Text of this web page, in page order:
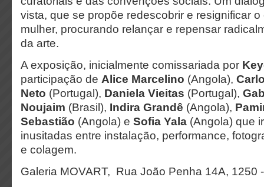
vista, que se propõe redescobrir e resignificar
mulher, procurando relançar e repensar
da arte.
A exposição, inicialmente comissariada por
participação de Alice Marcelino (Angola),
Neto (Portugal), Daniela Vieitas (Portugal),
Noujaim (Brasil), Indira Grandê (Angola),
Sebastião (Angola) e Sofia Yala (Angola) que
inusitadas entre instalação, performance,
e colagem.
Galeria MOVART, Rua João Penha 14A, 1250